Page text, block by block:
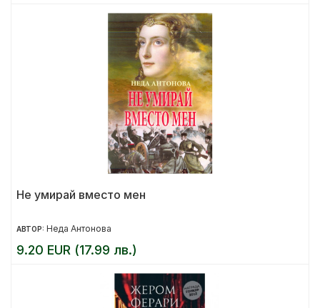
Не умирай вместо мен
АВТОР: Неда Антонова
9.20 EUR (17.99 лв.)